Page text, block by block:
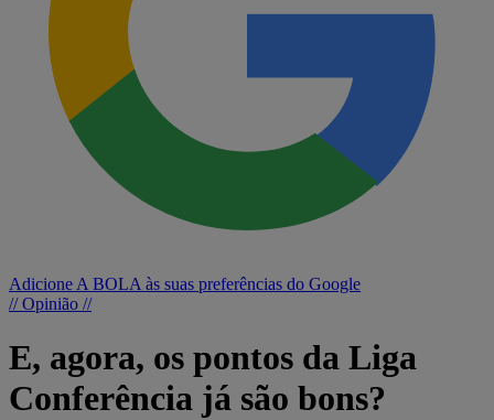
Adicione A BOLA às suas preferências do Google
// Opinião //
E, agora, os pontos da Liga
Conferência já são bons?